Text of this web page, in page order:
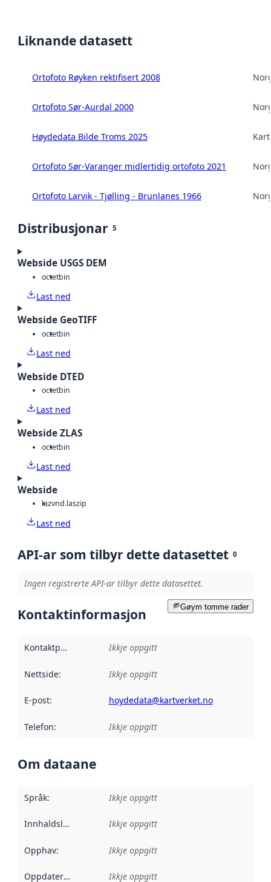
Liknande datasett
Ortofoto Røyken rektifisert 2008
Ortofoto Sør-Aurdal 2000
Høydedata Bilde Troms 2025
Ortofoto Sør-Varanger midlertidig ortofoto 2021
Ortofoto Larvik - Tjølling - Brunlanes 1966
Distribusjonar 5
Webside USGS DEM
octetbin
Last ned
Webside GeoTIFF
octetbin
Last ned
Webside DTED
octetbin
Last ned
Webside ZLAS
octetbin
Last ned
Webside
lazvnd.laszip
Last ned
API-ar som tilbyr dette datasettet 0
Ingen registrerte API-ar tilbyr dette datasettet.
Gøym tomme rader
Kontaktinformasjon
Kontaktpunkt Ikkje oppgitt
Nettside: Ikkje oppgitt
E-post: hoydedata@kartverket.no
Telefon: Ikkje oppgitt
Om dataane
Språk: Ikkje oppgitt
Innhaldsleverandørar :
Ikkje oppgitt
Opphav: Ikkje oppgitt
Oppdateringsfrekvens :
Ikkje oppgitt